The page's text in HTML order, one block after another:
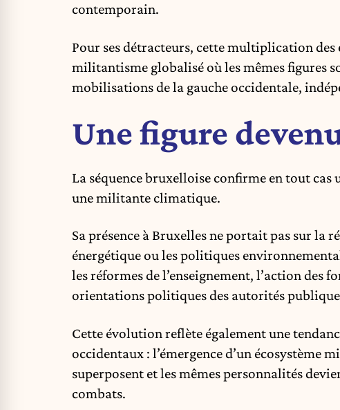
contemporain.
Pour ses détracteurs, cette multiplication
militantisme globalisé où les mêmes figures
mobilisations de la gauche occidentale,
Une figure
La séquence bruxelloise confirme en tout cas
une militante climatique.
Sa présence à Bruxelles ne portait pas sur la
énergétique ou les politiques
les réformes de l’enseignement, l’action des
orientations politiques des autorités
Cette évolution reflète également une
occidentaux : l’émergence d’un écosystème
superposent et les mêmes personnalités
combats.